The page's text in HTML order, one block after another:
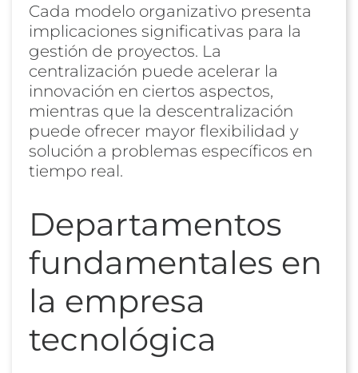
Cada modelo organizativo presenta
implicaciones significativas para la
gestión de proyectos. La
centralización puede acelerar la
innovación en ciertos aspectos,
mientras que la descentralización
puede ofrecer mayor flexibilidad y
solución a problemas específicos en
tiempo real.
Departamentos
fundamentales en
la empresa
tecnológica